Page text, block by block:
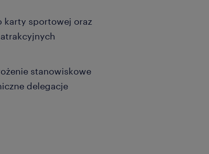
karty sportowej oraz
stanowiskowe
delegacje